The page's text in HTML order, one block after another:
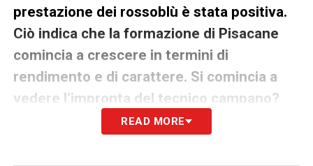
prestazione dei rossoblù è stata positiva.
Ciò indica che la formazione di Pisacane
comincia a crescere in termini di
rendimento e di carattere. Si comincia a
vedere l’impronta del tecnico campano?
«Pisacane è un tecnico giovane, ed oltretutto
READ MORE